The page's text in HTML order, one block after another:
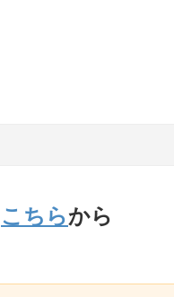
こちらから